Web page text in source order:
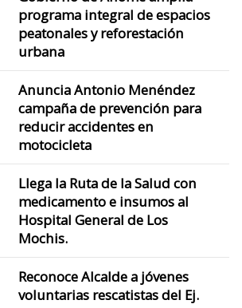
programa integral de espacios
peatonales y reforestación
urbana
Anuncia Antonio Menéndez
campaña de prevención para
reducir accidentes en
motocicleta
Llega la Ruta de la Salud con
medicamento e insumos al
Hospital General de Los
Mochis.
Reconoce Alcalde a jóvenes
voluntarias rescatistas del Ej.